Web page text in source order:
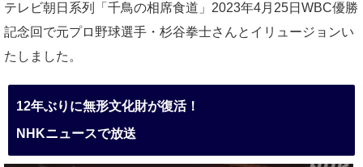
テレビ朝日系列「千鳥の相席食道」2023年4月25日WBC優勝
記念回で元プロ野球選手・杉谷拳士さんとイリュージョンい
たしました。
12年ぶりに無形文化財が復活！
NHKニュースで放送